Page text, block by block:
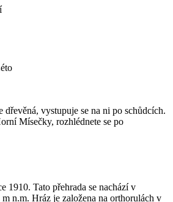
vystupuje se na ni po schůdcích.
Mísečky, rozhlédnete se po
1910. Tato přehrada se nachází v
n.m. Hráz je založena na orthorulách v